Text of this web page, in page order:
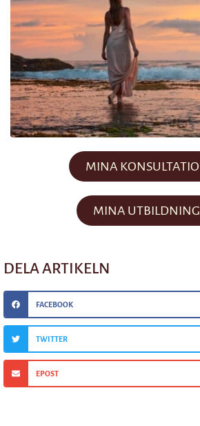
MINA
MINA
DELA ARTIKELN
FACEBOOK
TWITTER
EPOST